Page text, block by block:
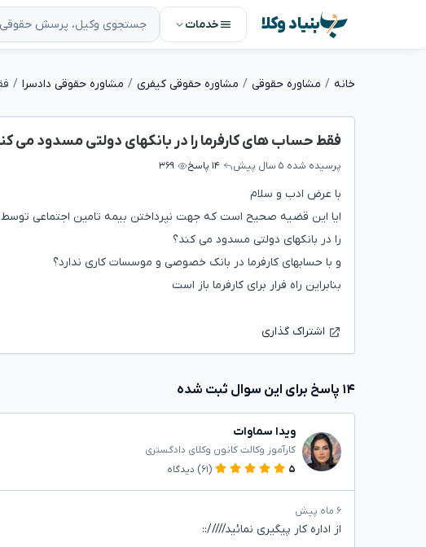
بنیاد وکلا خدمات
خانه مشاوره حقوقی مشاوره حقوقی کیفری مشاوره حقوقی دادسرا
فقط حساب های کارفرما را در بانکهای دولتی مسدود می
پرسیده شده ۵ سال پیش ۱۴ پاسخ ۳۶۹
با عرض ادب و سلام
ایا این قضیه صحیح است که جهت نپرداختن بیمه تامین اجتماعی توسط
را در بانکهای دولتی مسدود می کند؟
و با حسابهای کارفرما در بانک خصوصی و موسسات کاری ندارد؟
بنابراین راه فرار برای کارفرما باز است
اشتراک گذاری
۱۴ پاسخ برای این سوال ثبت شده
ویدا سماوات
کارآموز وکالت کانون وکلای دادگستری
۵
(۶۱) دیدگاه
۶ ماه پیش
از اداره کار پیگیری نمائید/////::